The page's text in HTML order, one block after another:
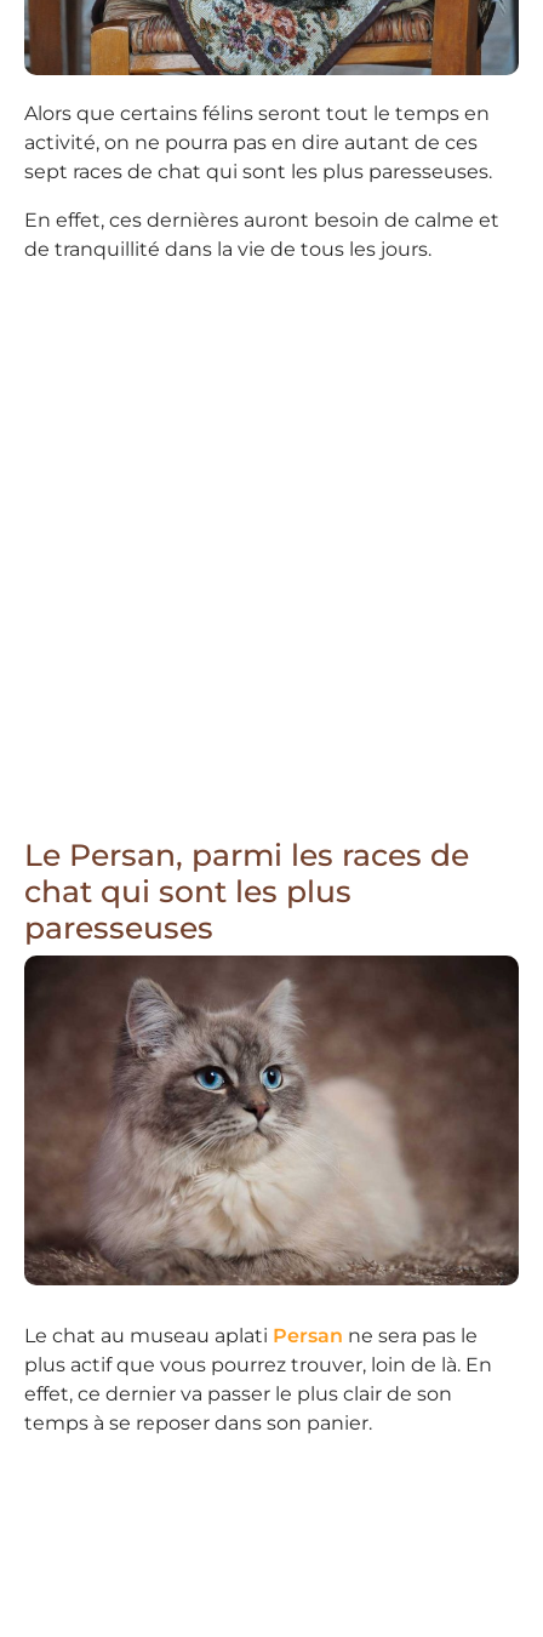
Alors que certains félins seront tout le temps en
activité, on ne pourra pas en dire autant de ces
sept races de chat qui sont les plus paresseuses.
En effet, ces dernières auront besoin de calme et
de tranquillité dans la vie de tous les jours.
Le Persan, parmi les races de
chat qui sont les plus
paresseuses
Le chat au museau aplati Persan ne sera pas le
plus actif que vous pourrez trouver, loin de là. En
effet, ce dernier va passer le plus clair de son
temps à se reposer dans son panier.